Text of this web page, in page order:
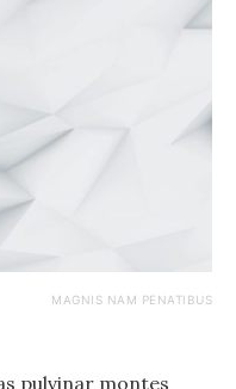
MAGNIS NAM PENATIBUS
pulvinar montes